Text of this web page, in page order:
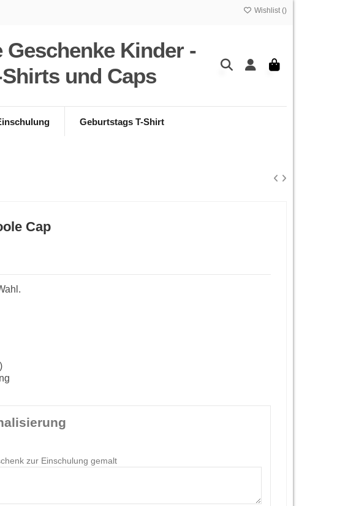
Wishlist ()
Kinder -
und Caps
Geburtstags T-Shirt
Cap
zur Einschulung gemalt